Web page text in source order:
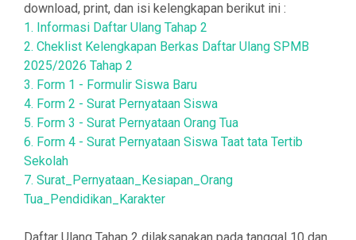
download, print, dan isi kelengkapan berikut ini :
1. Informasi Daftar Ulang Tahap 2
2. Cheklist Kelengkapan Berkas Daftar Ulang SPMB
2025/2026 Tahap 2
3. Form 1 - Formulir Siswa Baru
4. Form 2 - Surat Pernyataan Siswa
5. Form 3 - Surat Pernyataan Orang Tua
6. Form 4 - Surat Pernyataan Siswa Taat tata Tertib
Sekolah
7. Surat_Pernyataan_Kesiapan_Orang
Tua_Pendidikan_Karakter